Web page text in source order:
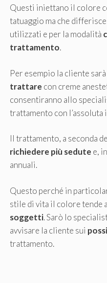
Questi iniettano il colore
tatuaggio ma che
utilizzati e per la modalità
trattamento.
Per esempio la cliente
trattare con creme
consentiranno allo
trattamento con
Il trattamento, a seconda
richiedere più sedute e,
annuali.
Questo perché in
stile di vita il colore tende a
soggetti. Sarò lo
avvisare la cliente sui
trattamento.